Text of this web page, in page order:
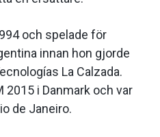
och spelade för
innan hon gjorde
La Calzada.
i Danmark och var
de Janeiro.